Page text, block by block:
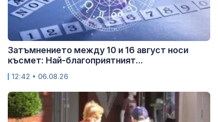
Затъмнението между 10 и 16 август носи
късмет: Най-благоприятният...
12:42 • 06.08.26